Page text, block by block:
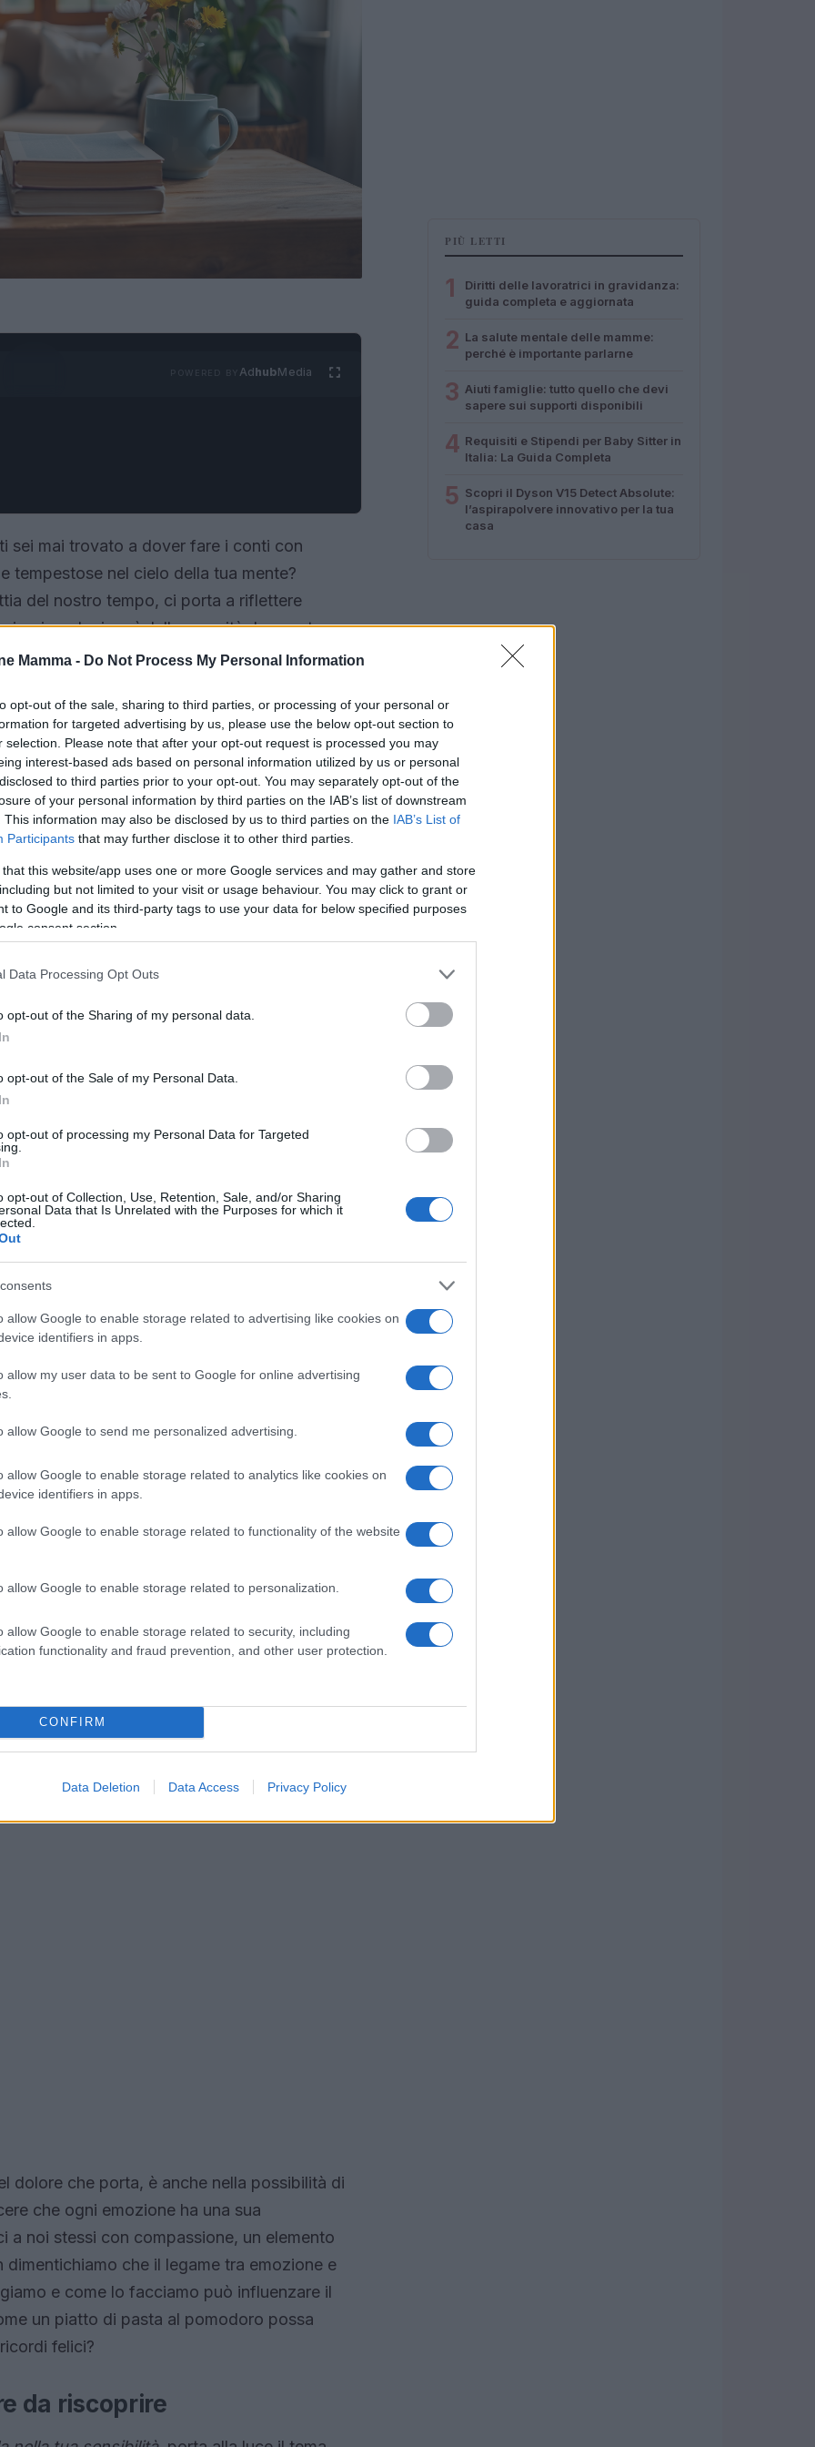
Mamma - Do Not Process My Personal Information
opt-out of the sale, sharing to third parties, or processing of your personal or
for targeted advertising by us, please use the below opt-out section to
selection. Please note that after your opt-out request is processed you may
interest-based ads based on personal information utilized by us or personal
to third parties prior to your opt-out. You may separately opt-out of the
of your personal information by third parties on the IAB’s list of downstream
This information may also be disclosed by us to third parties on the IAB’s List of
Participants that may further disclose it to other third parties.
that this website/app uses one or more Google services and may gather and store
but not limited to your visit or usage behaviour. You may click to grant or
to Google and its third-party tags to use your data for below specified purposes
consent section.
Data Processing Opt Outs
opt-out of the Sharing of my personal data.
opt-out of the Sale of my Personal Data.
opt-out of processing my Personal Data for Targeted
opt-out of Collection, Use, Retention, Sale, and/or Sharing
Data that Is Unrelated with the Purposes for which it
allow Google to enable storage related to advertising like cookies on
identifiers in apps.
allow my user data to be sent to Google for online advertising
allow Google to send me personalized advertising.
allow Google to enable storage related to analytics like cookies on
identifiers in apps.
allow Google to enable storage related to functionality of the website
allow Google to enable storage related to personalization.
allow Google to enable storage related to security, including
functionality and fraud prevention, and other user protection.
CONFIRM
Data Deletion Data Access Privacy Policy
AdhubMedia
sei mai trovato a dover fare i conti con
tempestose nel cielo della tua mente?
del nostro tempo, ci porta a riflettere
privandoci così della serenità. In questo
per tornare a respirare e a vivere
autori affrontano il tema della mente,
esplorare le nostre emozioni con occhi
una mente serena
Come ripulire la mente e smettere di
che oggi sembra un’epidemia. Chi di noi
intrappolato in un vortice di pensieri?
interiori, spesso dimenticate, per trovare
chiave? Accettare i nostri pensieri senza
ritrovare la sua naturale fluidità.
ma profondo: osservare il pensiero come un
di fatto. Riconoscere che la mente può
e meditazione è un passo
In questo viaggio verso la serenità, ci
e che la vera consapevolezza passa anche
sensoriali che viviamo. Quante volte, infatti,
condiviso con le persone care?
ricordi , esplora il potere dei ricordi e come
I ricordi traumatici, in particolare, tendono a
ansia e difficoltà relazionali.
verso una comprensione più profonda di
Questo approccio scientifico, riconosciuto
modificare la nostra percezione dei ricordi,
dolore che porta, è anche nella possibilità di
che ogni emozione ha una sua
noi stessi con compassione, un elemento
dimentichiamo che il legame tra emozione e
e come lo facciamo può influenzare il
un piatto di pasta al pomodoro possa
felici?
da riscoprire
PIÙ LETTI
1
Diritti delle lavoratrici in gravidanza:
guida completa e aggiornata
2 La salute mentale delle mamme:
perché è importante parlarne
3 Aiuti famiglie: tutto quello che devi
sapere sui supporti disponibili
4 Requisiti e Stipendi per Baby Sitter in
Italia: La Guida Completa
5 Scopri il Dyson V15 Detect Absolute:
l’aspirapolvere innovativo per la tua
casa